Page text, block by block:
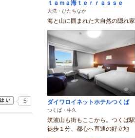
5
ｔａｍａ海ｔｅｒｒａｓｓｅ
大洗・ひたちなか
海と山に囲まれた大自然の隠れ家
ダイワロイネットホテルつくば
つくば・牛久
筑波山も街もここから。つくば駅
徒歩１分、都心へ直通の好立地